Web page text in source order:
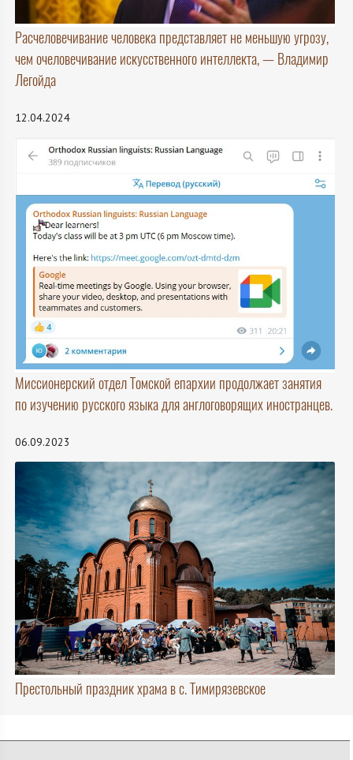
Расчеловечивание человека представляет не меньшую угрозу,
чем очеловечивание искусственного интеллекта, — Владимир
Легойда
12.04.2024
Миссионерский отдел Томской епархии продолжает занятия
по изучению русского языка для англоговорящих иностранцев.
06.09.2023
Престольный праздник храма в с. Тимирязевское